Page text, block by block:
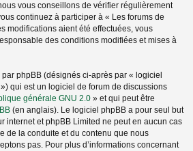
vous conseillons de vérifier régulièrement
continuez à participer à « Les forums de
modifications aient été effectuées, vous
des conditions modifiées et mises à
phpBB (désignés ci-après par « logiciel
qui est un logiciel de forum de discussions
générale GNU 2.0 » et qui peut être
(en anglais). Le logiciel phpBB a pour seul but
internet et phpBB Limited ne peut en aucun cas
de la conduite et du contenu que nous
pas. Pour plus d’informations concernant